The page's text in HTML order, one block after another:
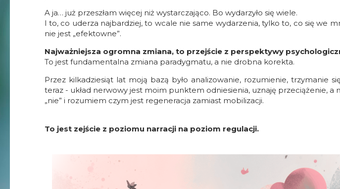
A ja… już przeszłam więcej niż wystarczająco. Bo wydarzyło się wiele.
I to, co uderza najbardziej, to wcale nie same wydarzenia, tylko to, co się we
nie jest „efektowne”.
Najważniejsza ogromna zmiana, to przejście z perspektywy
To jest fundamentalna zmiana paradygmatu, a nie drobna korekta.
Przez kilkadziesiąt lat moją bazą było analizowanie, rozumienie, trzymanie
teraz - układ nerwowy jest moim punktem odniesienia, uznaję przeciążenie, a
„nie” i rozumiem czym jest regeneracja zamiast mobilizacji.
To jest zejście z poziomu narracji na poziom regulacji.